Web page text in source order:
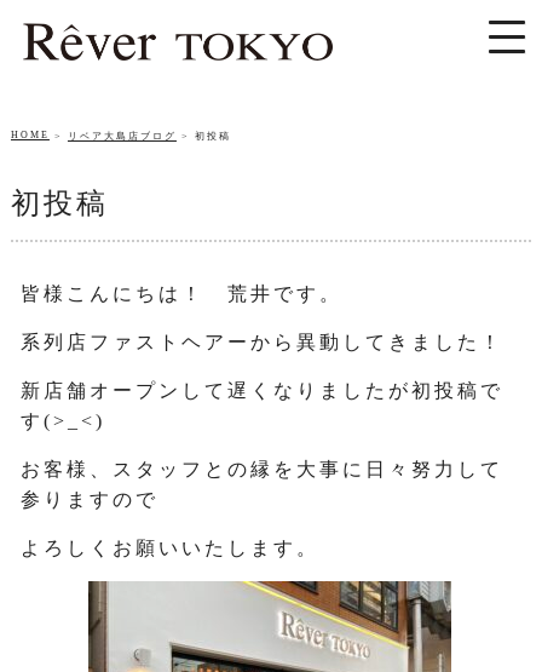
HOME リベア大島店ブログ 初投稿
初投稿
皆様こんにちは！ 荒井です。
系列店ファストヘアーから異動してきました！
新店舗オープンして遅くなりましたが初投稿で
す(>_<)
お客様、スタッフとの縁を大事に日々努力して
参りますので
よろしくお願いいたします。